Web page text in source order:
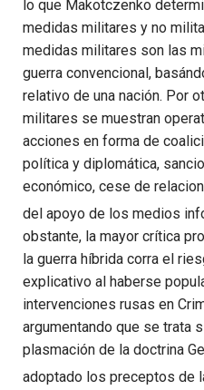
lo que Makotczenko
medidas militares y no
medidas militares son las
guerra convencional,
relativo de una nación. Por
militares se muestran
acciones en forma de
política y diplomática,
económico, cese de
del apoyo de los medios
obstante, la mayor crítica
la guerra híbrida corra el
explicativo al haberse
intervenciones rusas en
argumentando que se trata
plasmación de la doctrina
adoptado los preceptos de